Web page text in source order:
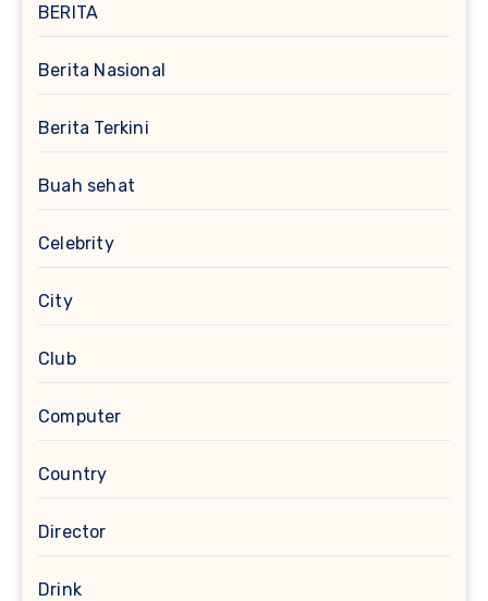
BERITA
Berita Nasional
Berita Terkini
Buah sehat
Celebrity
City
Club
Computer
Country
Director
Drink